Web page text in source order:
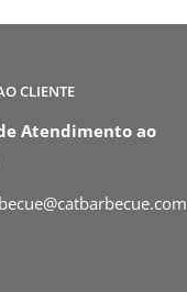
CLIENTE
Atendimento ao